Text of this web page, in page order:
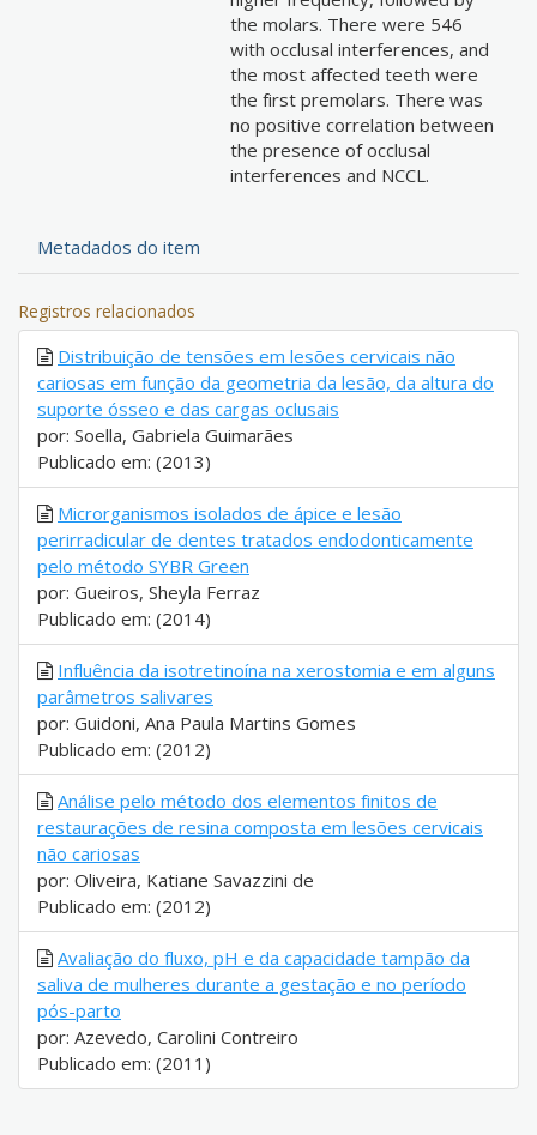
the molars. There were 546
with occlusal interferences, and
the most affected teeth were
the first premolars. There was
no positive correlation between
the presence of occlusal
interferences and NCCL.
Metadados do item
Registros relacionados
Distribuição de tensões em lesões cervicais não
cariosas em função da geometria da lesão, da altura do
suporte ósseo e das cargas oclusais
por: Soella, Gabriela Guimarães
Publicado em: (2013)
Microrganismos isolados de ápice e lesão
perirradicular de dentes tratados endodonticamente
pelo método SYBR Green
por: Gueiros, Sheyla Ferraz
Publicado em: (2014)
Influência da isotretinoína na xerostomia e em alguns
parâmetros salivares
por: Guidoni, Ana Paula Martins Gomes
Publicado em: (2012)
Análise pelo método dos elementos finitos de
restaurações de resina composta em lesões cervicais
não cariosas
por: Oliveira, Katiane Savazzini de
Publicado em: (2012)
Avaliação do fluxo, pH e da capacidade tampão da
saliva de mulheres durante a gestação e no período
pós-parto
por: Azevedo, Carolini Contreiro
Publicado em: (2011)